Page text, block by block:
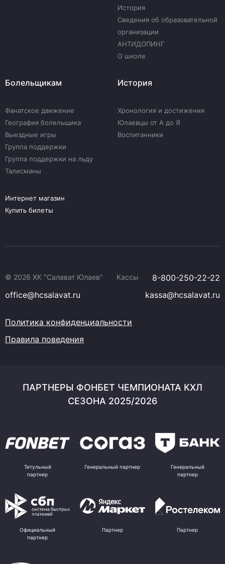
История
Сведения об образовательной
организации
АНТИДОПИНГ
О школе
Болельщикам
Фанатское движение
География болельщика
Выездные игры
Группа поддержки
Группа поддержки на льду
Талисманы
История
Хронология и достижения
Юлаевцы от А до Я
Воспитанники
Интернет магазин
Купить билеты
© 2026 ХК "Салават Юлаев" Кассы
8-800-250-22-22
office@hcsalavat.ru
kassa@hcsalavat.ru
Политика конфиденциальности
Правила поведения
ПАРТНЕРЫ ФОНБЕТ ЧЕМПИОНАТА КХЛ
СЕЗОНА 2025/2026
Титульный
партнер
Генеральный партнер
Генеральный
партнер
Официальный
партнер
Партнер Партнер